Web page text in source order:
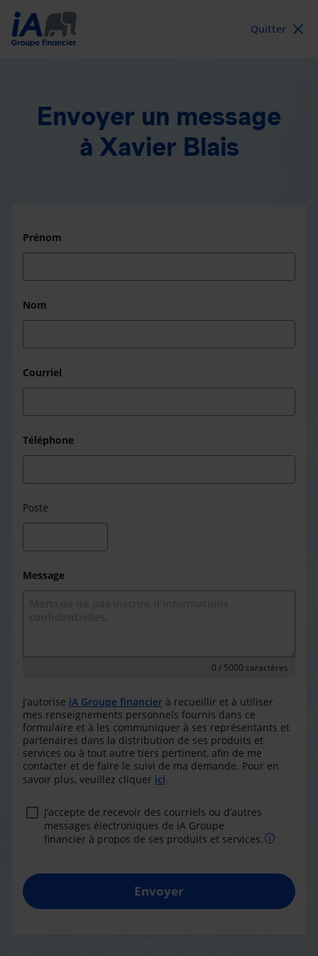
Quitter
Envoyer un message
à Xavier Blais
Prénom
Nom
Courriel
Téléphone
Poste
Message
0 / 5000 caractères
J’autorise iA Groupe financier à recueillir et à utiliser
mes renseignements personnels fournis dans ce
formulaire et à les communiquer à ses représentants et
partenaires dans la distribution de ses produits et
services ou à tout autre tiers pertinent, afin de me
contacter et de faire le suivi de ma demande. Pour en
savoir plus, veuillez cliquer ici.
J’accepte de recevoir des courriels ou d’autres
messages électroniques de iA Groupe
financier à propos de ses produits et services.
Envoyer